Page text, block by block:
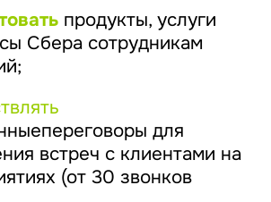
продукты, услуги
Сбера сотрудникам
для
встреч с клиентами на
(от 30 звонков